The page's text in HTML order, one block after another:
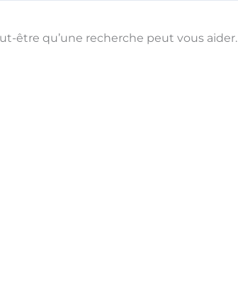
être qu’une recherche peut vous aider.